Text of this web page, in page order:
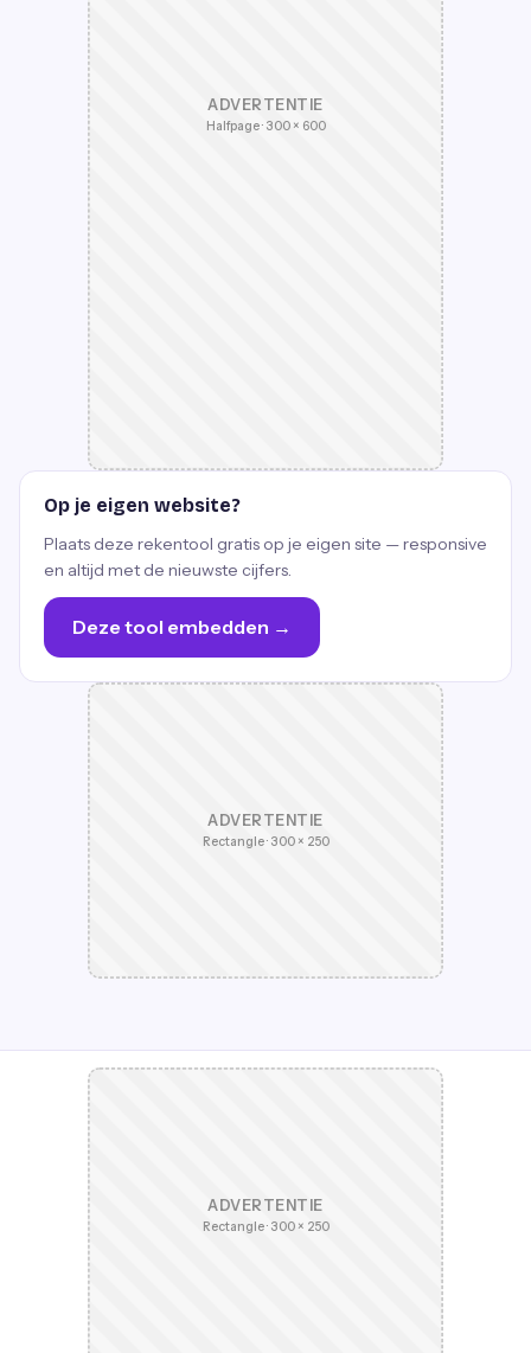
ADVERTENTIE
Halfpage · 300 × 600
Op je eigen website?
Plaats deze rekentool gratis op je eigen site — responsive
en altijd met de nieuwste cijfers.
Deze tool embedden →
ADVERTENTIE
Rectangle · 300 × 250
ADVERTENTIE
Rectangle · 300 × 250